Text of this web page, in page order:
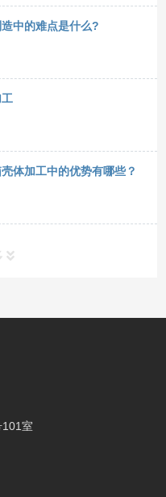
中的难点是什么?
体加工中的优势有哪些？
室